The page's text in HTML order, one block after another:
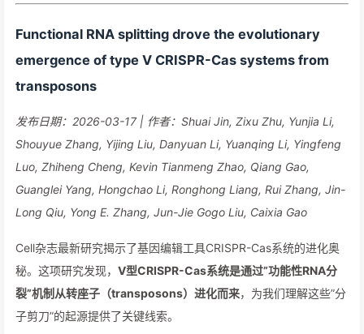
Functional RNA splitting drove the evolutionary
emergence of type V CRISPR-Cas systems from
transposons
发布日期：2026-03-17 | 作者：Shuai Jin, Zixu Zhu, Yunjia Li,
Shouyue Zhang, Yijing Liu, Danyuan Li, Yuanqing Li, Yingfeng
Luo, Zhiheng Cheng, Kevin Tianmeng Zhao, Qiang Gao,
Guanglei Yang, Hongchao Li, Ronghong Liang, Rui Zhang, Jin-
Long Qiu, Yong E. Zhang, Jun-Jie Gogo Liu, Caixia Gao
Cell杂志最新研究揭示了基因编辑工具CRISPR-Cas系统的进化奥
秘。这项研究发现， V型CRISPR-Cas系统是通过”功能性RNA分
裂”机制从转座子（transposons）进化而来，为我们理解这些”分
子剪刀”的起源提供了关键线索。